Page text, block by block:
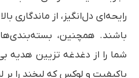
رایحه‌ای دل‌انگیز، از ماندگاری
باشند. همچنین،
شما را از دغدغه تزیین هدیه
باکیفیت و لوکس که لبخند را بر